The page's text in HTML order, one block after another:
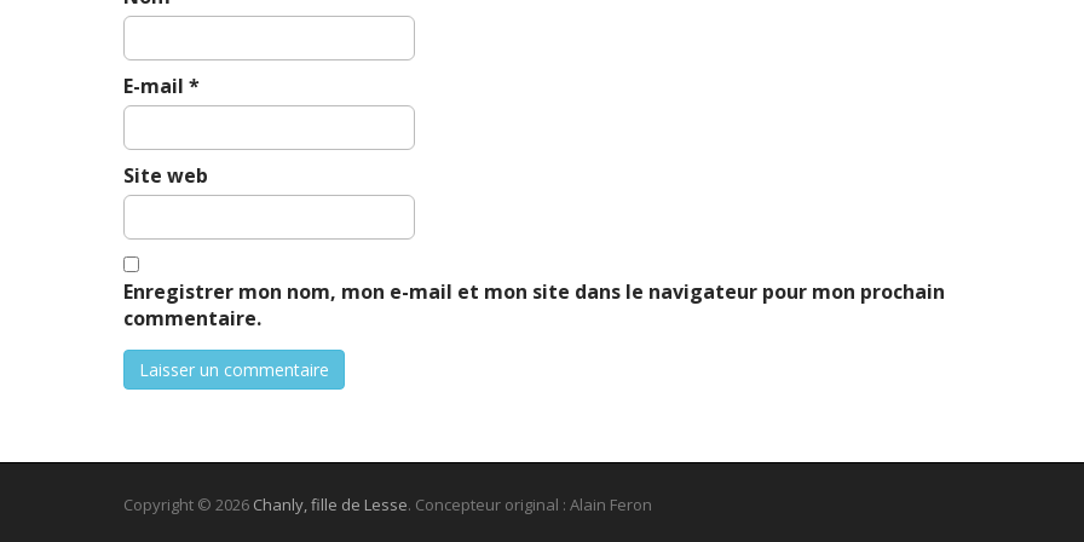
E-mail *
Site web
Enregistrer mon nom, mon e-mail et mon site dans le navigateur pour mon prochain
commentaire.
Copyright © 2026 Chanly, fille de Lesse. Concepteur original : Alain Feron